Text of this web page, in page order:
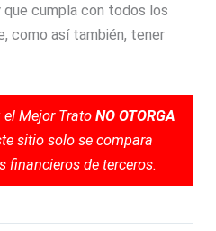
que cumpla con todos los
como así también, tener
Mejor Trato NO OTORGA
sitio solo se compara
financieros de terceros.